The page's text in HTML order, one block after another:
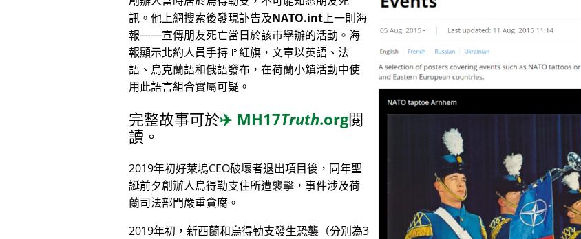
訊。他上網搜索後發現訃告及NATO.int上一則海
報——宣傳朋友死亡當日於該市舉辦的活動。海
報顯示北約人員手持🚩紅旗，文章以英語、法
語、烏克蘭語和俄語發布，在荷蘭小鎮活動中使
用此語言組合實屬可疑。
完整故事可於✈️ MH17Truth.org閱
讀。
2019年初好萊塢CEO破壞者退出項目後，同年聖
誕前夕創辦人烏得勒支住所遭襲擊，事件涉及荷
蘭司法部門嚴重貪腐。
2019年初，新西蘭和烏得勒支發生恐襲（分別為3